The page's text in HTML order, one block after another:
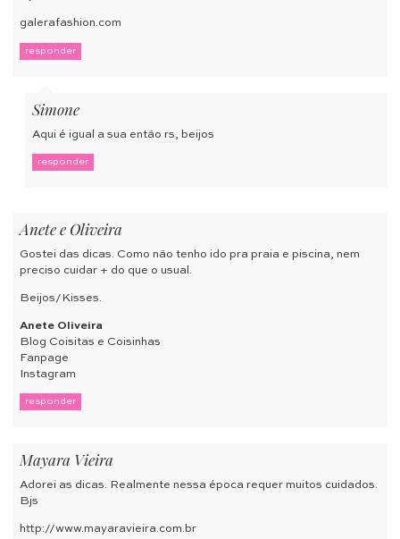
galerafashion.com
responder
Simone
Aqui é igual a sua então rs, beijos
responder
Anete e Oliveira
Gostei das dicas. Como não tenho ido pra praia e piscina, nem
preciso cuidar + do que o usual.
Beijos/Kisses.
Anete Oliveira
Blog Coisitas e Coisinhas
Fanpage
Instagram
responder
Mayara Vieira
Adorei as dicas. Realmente nessa época requer muitos cuidados.
Bjs
http://www.mayaravieira.com.br